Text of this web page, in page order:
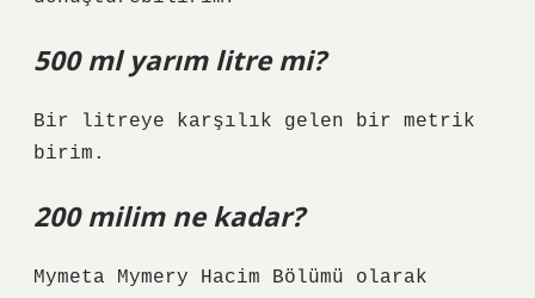
500 ml yarım litre mi?
Bir litreye karşılık gelen bir metrik
birim.
200 milim ne kadar?
Mymeta Mymery Hacim Bölümü olarak